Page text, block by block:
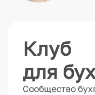
Клуб
для
Сообщество